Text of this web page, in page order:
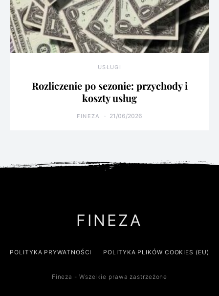
USŁUGI
Rozliczenie po sezonie: przychody i
koszty usług
FINEZA 21/06/2026
FINEZA
POLITYKA PRYWATNOŚCI POLITYKA PLIKÓW COOKIES (EU)
Fineza - Wszelkie prawa zastrzeżone